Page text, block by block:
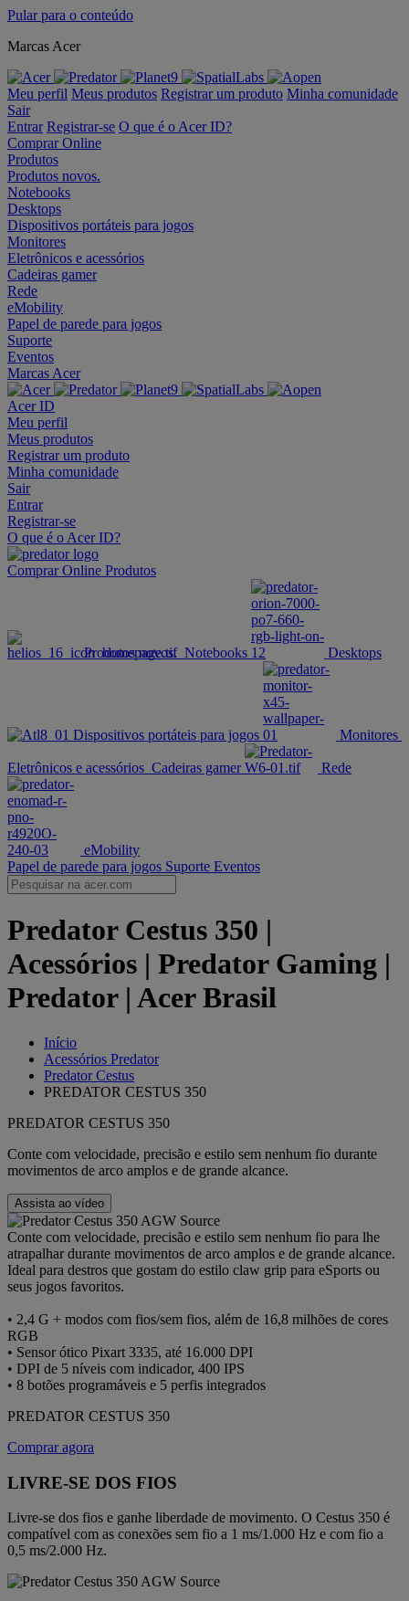
Pular para o conteúdo
Marcas Acer
Meu perfil Meus produtos Registrar um produto Minha comunidade
Sair
Entrar Registrar-se O que é o Acer ID?
Comprar Online
Produtos
Produtos novos.
Notebooks
Desktops
Dispositivos portáteis para jogos
Monitores
Eletrônicos e acessórios
Cadeiras gamer
Rede
eMobility
Papel de parede para jogos
Suporte
Eventos
Marcas Acer
Acer ID
Meu perfil
Meus produtos
Registrar um produto
Minha comunidade
Sair
Entrar
Registrar-se
O que é o Acer ID?
Comprar Online Produtos
Produtos novos. Notebooks Desktops
Dispositivos portáteis para jogos Monitores
Eletrônicos e acessórios Cadeiras gamer Rede
eMobility
Papel de parede para jogos Suporte Eventos
Predator Cestus 350 |
Acessórios | Predator Gaming |
Predator | Acer Brasil
Início
Acessórios Predator
Predator Cestus
PREDATOR CESTUS 350
PREDATOR CESTUS 350
Conte com velocidade, precisão e estilo sem nenhum fio durante
movimentos de arco amplos e de grande alcance.
Assista ao vídeo
Conte com velocidade, precisão e estilo sem nenhum fio para lhe
atrapalhar durante movimentos de arco amplos e de grande alcance.
Ideal para destros que gostam do estilo claw grip para eSports ou
seus jogos favoritos.
• 2,4 G + modos com fios/sem fios, além de 16,8 milhões de cores
RGB
• Sensor ótico Pixart 3335, até 16.000 DPI
• DPI de 5 níveis com indicador, 400 IPS
• 8 botões programáveis e 5 perfis integrados
PREDATOR CESTUS 350
Comprar agora
LIVRE-SE DOS FIOS
Livre-se dos fios e ganhe liberdade de movimento. O Cestus 350 é
compatível com as conexões sem fio a 1 ms/1.000 Hz e com fio a
0,5 ms/2.000 Hz.